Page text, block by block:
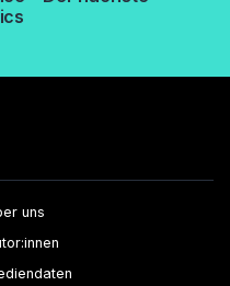
uns